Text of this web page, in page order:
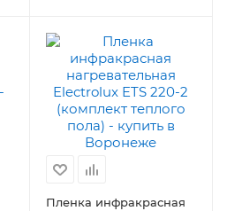
Пленка инфракрасная